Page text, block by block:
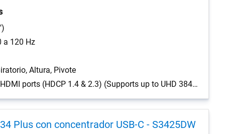
a 120 Hz
Altura, Pivote
Video port2 HDMI ports (HDCP 1.4 & 2.3) (Supports up to UHD 3840 x 2160, 120 Hz, FRL, HDR, VRR as per specified in HDMI 2.1), 1 DisplayPort 1.4 (HDCP 1.4 & 2.3) port (Supports up to UHD 3840 x 2160, 120 Hz)
Plus con concentrador USB-C - S3425DW